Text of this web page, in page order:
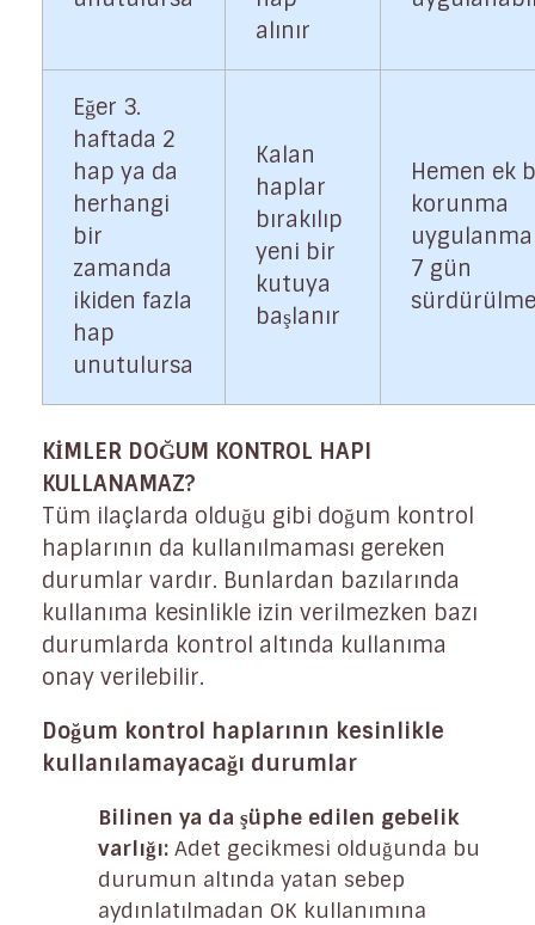
alınır
Eğer 3.
haftada 2
hap ya da
herhangi
bir
zamanda
ikiden fazla
hap
unutulursa
Kalan
haplar
bırakılıp
yeni bir
kutuya
başlanır
Hemen ek
korunma
7 gün
KİMLER DOĞUM KONTROL HAPI
KULLANAMAZ?
Tüm ilaçlarda olduğu gibi doğum kontrol
haplarının da kullanılmaması gereken
durumlar vardır. Bunlardan bazılarında
kullanıma kesinlikle izin verilmezken bazı
durumlarda kontrol altında kullanıma
onay verilebilir.
Doğum kontrol haplarının kesinlikle
kullanılamayacağı durumlar
Bilinen ya da şüphe edilen gebelik
varlığı: Adet gecikmesi olduğunda bu
durumun altında yatan sebep
aydınlatılmadan OK kullanımına